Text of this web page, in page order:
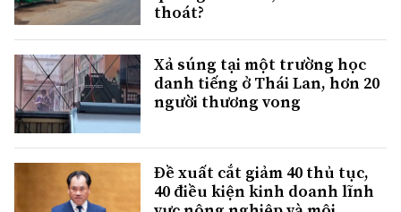
thoát?
Xả súng tại một trường học
danh tiếng ở Thái Lan, hơn 20
người thương vong
Đề xuất cắt giảm 40 thủ tục,
40 điều kiện kinh doanh lĩnh